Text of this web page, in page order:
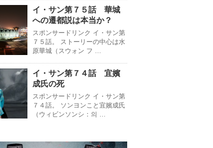
イ・サン第７５話 華城
への遷都説は本当か？
スポンサードリンク イ・サン第
７５話。 ストーリーの中心は水
原華城（スウォン フ …
イ・サン第７４話 宜嬪
成氏の死
スポンサードリンク イ・サン第
７４話。 ソンヨンこと宜嬪成氏
（ウィビンソンシ：의 …